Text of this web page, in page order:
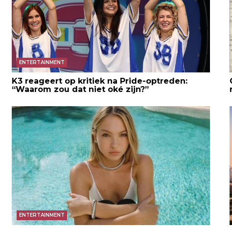
ENTERTAINMENT
K3 reageert op kritiek na Pride-optreden:
“Waarom zou dat niet oké zijn?”
ENTERTAINMENT